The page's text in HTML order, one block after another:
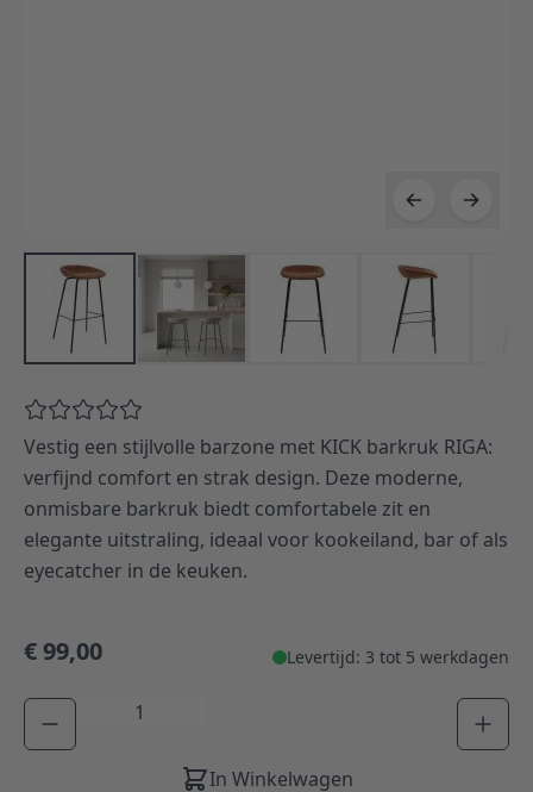
Vestig een stijlvolle barzone met KICK barkruk RIGA:
verfijnd comfort en strak design. Deze moderne,
onmisbare barkruk biedt comfortabele zit en
elegante uitstraling, ideaal voor kookeiland, bar of als
eyecatcher in de keuken.
€ 99,00 Levertijd: 3 tot 5 werkdagen
Aantal
In Winkelwagen